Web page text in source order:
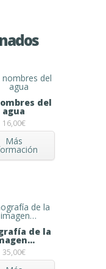
del
agua
16,00€
Más
de la
35,00€